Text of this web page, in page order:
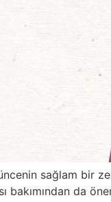
sağlam bir
bakımından da